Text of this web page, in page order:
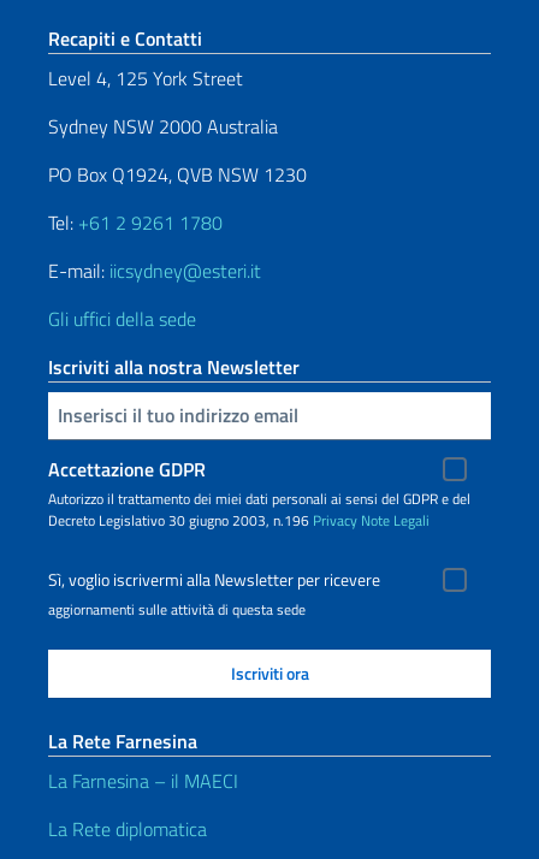
Sezione footer
Recapiti e Contatti
Level 4, 125 York Street
Sydney NSW 2000 Australia
PO Box Q1924, QVB NSW 1230
Tel: +61 2 9261 1780
E-mail: iicsydney@esteri.it
Gli uffici della sede
Iscriviti alla nostra Newsletter
Inserisci la tua email
Accettazione GDPR
Autorizzo il trattamento dei miei dati personali ai sensi del GDPR e del
Decreto Legislativo 30 giugno 2003, n.196 Privacy Note Legali
Sì, voglio iscrivermi alla Newsletter per ricevere
aggiornamenti sulle attività di questa sede
La Rete Farnesina
La Farnesina – il MAECI
La Rete diplomatica